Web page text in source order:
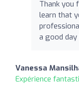
Thank you
learn that
a good day
Vanessa
Expérience